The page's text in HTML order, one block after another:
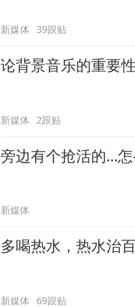
新媒体 39跟贴
论背景音乐的重要性
新媒体 2跟贴
旁边有个抢活的…
新媒体
多喝热水，热水治
新媒体 69跟贴